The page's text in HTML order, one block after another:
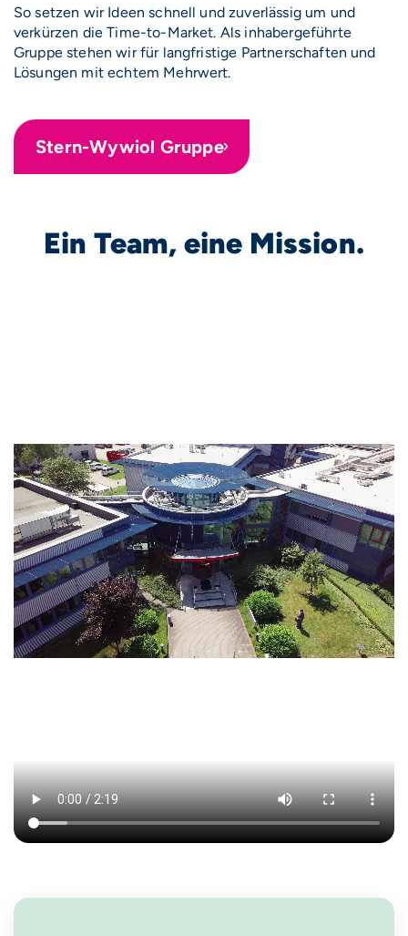
So setzen wir Ideen schnell und zuverlässig um und
verkürzen die Time-to-Market. Als inhabergeführte
Gruppe stehen wir für langfristige Partnerschaften und
Lösungen mit echtem Mehrwert.
Stern-Wywiol Gruppe
Ein Team, eine Mission.